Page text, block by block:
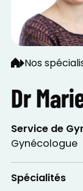
Nos
Dr
Service de
Gynécologue
Spécialités